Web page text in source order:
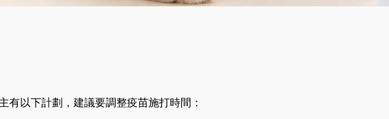
有以下計劃，建議要調整疫苗施打時間：